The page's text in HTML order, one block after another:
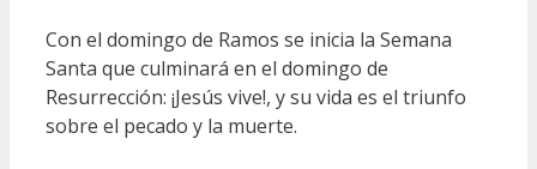
Con el domingo de Ramos se inicia la Semana
Santa que culminará en el domingo de
Resurrección: ¡Jesús vive!, y su vida es el triunfo
sobre el pecado y la muerte.